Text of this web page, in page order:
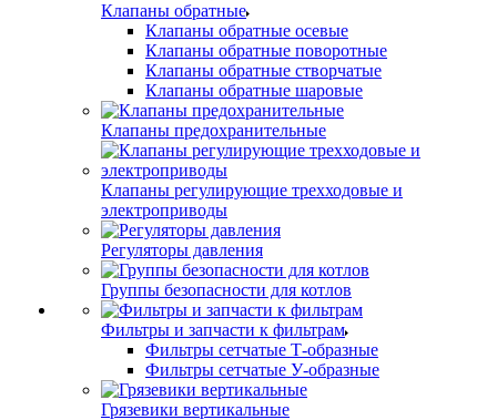
Клапаны обратные
Клапаны обратные осевые
Клапаны обратные поворотные
Клапаны обратные створчатые
Клапаны обратные шаровые
Клапаны предохранительные
Клапаны регулирующие трехходовые и
электроприводы
Регуляторы давления
Группы безопасности для котлов
Фильтры и запчасти к фильтрам
Фильтры сетчатые Т-образные
Фильтры сетчатые У-образные
Грязевики вертикальные